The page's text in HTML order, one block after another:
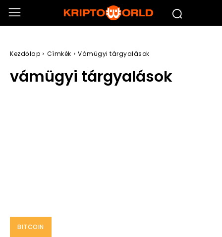
Kezdőlap Címkék Vámügyi tárgyalások
vámügyi tárgyalások
BITCOIN